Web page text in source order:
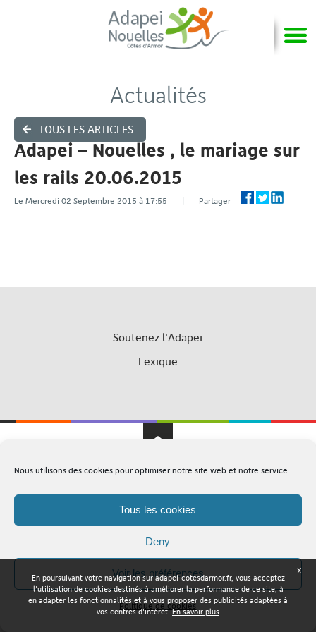
Nous utilisons des cookies pour optimiser notre site web et notre service.
Tous les cookies
Deny
Voir les préférences
Politique de cookies
TOUS LES ARTICLES
Actualités
Adapei – Nouelles , le mariage sur
les rails 20.06.2015
Le Mercredi 02 Septembre 2015 à 17:55 | Partager
Soutenez l'Adapei
Lexique
Adapei Nouelles Côtes d'Armor © Tous droits réservés
Mentions légales Plan du site
X
En poursuivant votre navigation sur adapei-cotesdarmor.fr, vous acceptez
l'utilisation de cookies destinés à améliorer la performance de ce site, à
en adapter les fonctionnalités et à vous proposer des publicités adaptées à
vos centres d'intérêt.En savoir plus